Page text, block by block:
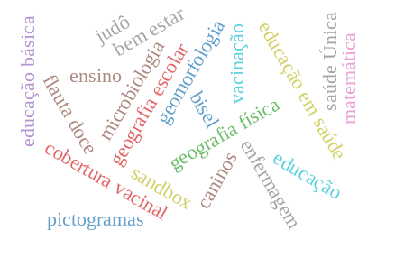
geografia física
geomorfologia
geografia escolar
sandbox
cobertura vacinal
educação em saúde
enfermagem
vacinação
microbiologia
ensino
educação básica bisel
flauta doce matemática
bem estar
pictogramas
educação
judô
caninos
saúde Única